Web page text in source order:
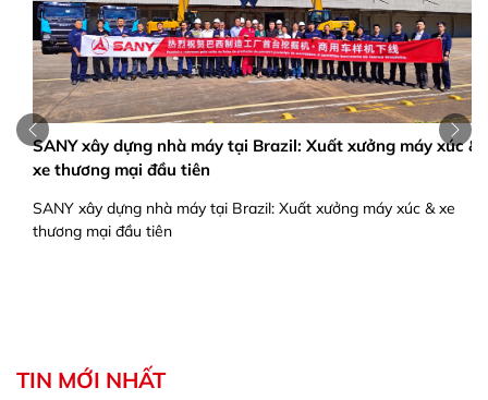
SANY xây dựng nhà máy tại Brazil: Xuất xưởng máy xúc &
xe thương mại đầu tiên
SANY xây dựng nhà máy tại Brazil: Xuất xưởng máy xúc & xe
thương mại đầu tiên
TIN MỚI NHẤT